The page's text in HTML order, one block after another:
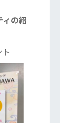
ィの紹